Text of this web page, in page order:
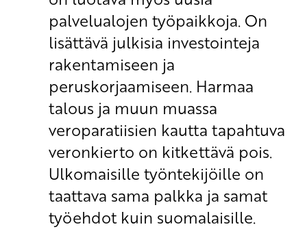
palvelualojen työpaikkoja. On
lisättävä julkisia investointeja
rakentamiseen ja
peruskorjaamiseen. Harmaa
talous ja muun muassa
veroparatiisien kautta tapahtuva
veronkierto on kitkettävä pois.
Ulkomaisille työntekijöille on
taattava sama palkka ja samat
työehdot kuin suomalaisille.